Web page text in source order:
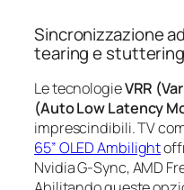
Sincronizzazione
tearing e stuttering
Le tecnologieVRR
(Auto Low Latency
imprescindibili. TV
65” OLED Ambilight
Nvidia G-Sync, AMD